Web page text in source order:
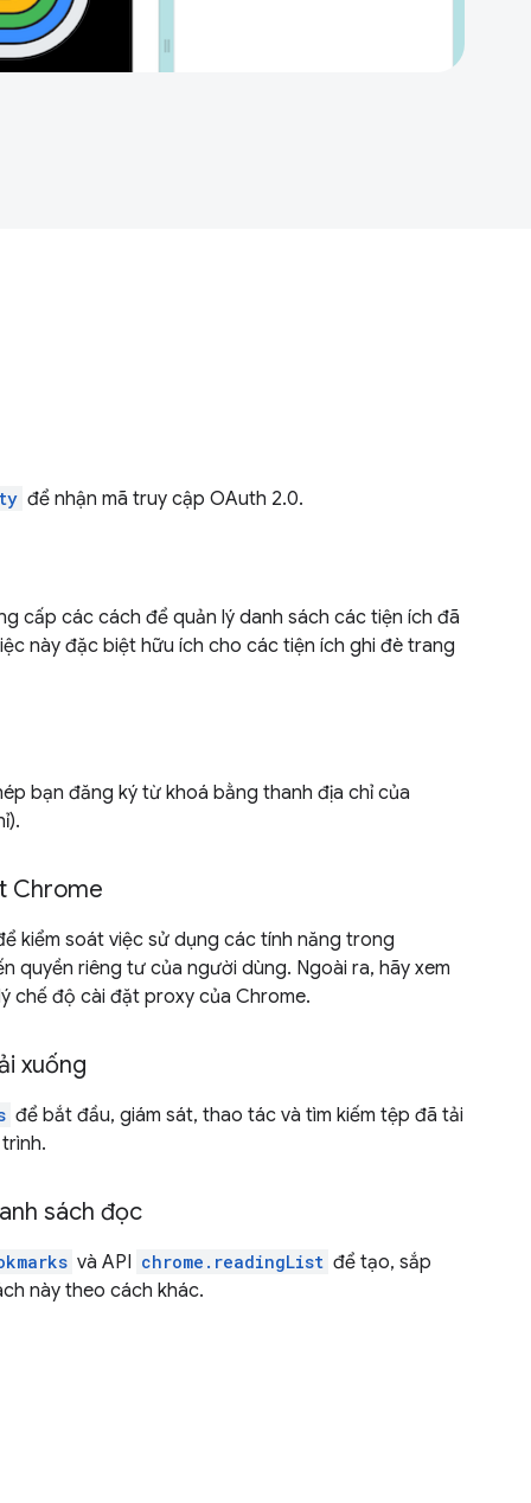
để nhận mã truy cập OAuth 2.0.
cấp các cách để quản lý danh sách các tiện ích đã
này đặc biệt hữu ích cho các tiện ích ghi đè trang
bạn đăng ký từ khoá bằng thanh địa chỉ của
Chrome
kiểm soát việc sử dụng các tính năng trong
quyền riêng tư của người dùng. Ngoài ra, hãy xem
chế độ cài đặt proxy của Chrome.
xuống
để bắt đầu, giám sát, thao tác và tìm kiếm tệp đã tải
sách đọc
và API chrome.readingList để tạo, sắp
này theo cách khác.